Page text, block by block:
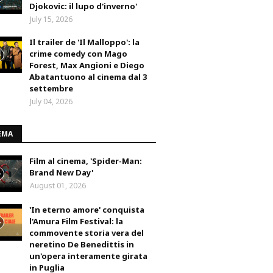
Djokovic: il lupo d'inverno'
July 15, 2026
Il trailer de 'Il Malloppo': la
crime comedy con Mago
Forest, Max Angioni e Diego
Abatantuono al cinema dal 3
settembre
July 04, 2026
Film al cinema, 'Spider-Man:
Brand New Day'
August 01, 2026
'In eterno amore' conquista
l'Amura Film Festival: la
commovente storia vera del
neretino De Benedittis in
un'opera interamente girata
in Puglia